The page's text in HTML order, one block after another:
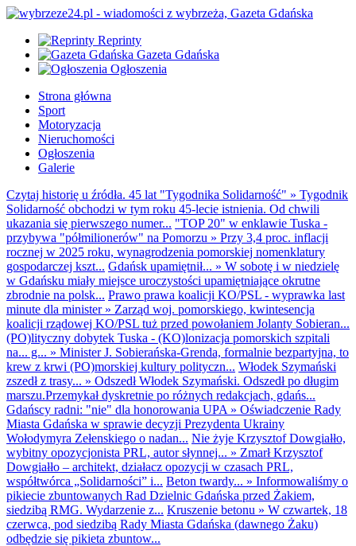
Reprinty
Gazeta Gdańska
Ogłoszenia
Strona główna
Sport
Motoryzacja
Nieruchomości
Ogłoszenia
Galerie
Czytaj historię u źródła. 45 lat "Tygodnika Solidarność" » Tygodnik
Solidarność obchodzi w tym roku 45-lecie istnienia. Od chwili
ukazania się pierwszego numer... "TOP 20" w enklawie Tuska -
przybywa "półmilionerów" na Pomorzu » Przy 3,4 proc. inflacji
rocznej w 2025 roku, wynagrodzenia pomorskiej nomenklatury
gospodarczej kszt... Gdańsk upamiętnił... » W sobotę i w niedzielę
w Gdańsku miały miejsce uroczystości upamiętniające okrutne
zbrodnie na polsk... Prawo prawa koalicji KO/PSL - wyprawka last
minute dla minister» Zarząd woj. pomorskiego, kwintesencja
koalicji rządowej KO/PSL tuż przed powołaniem Jolanty Sobieran...
(PO)lityczny dobytek Tuska - (KO)lonizacja pomorskich szpitali
na... g... » Minister J. Sobierańska-Grenda, formalnie bezpartyjna, to
krew z krwi (PO)morskiej kultury polityczn... Włodek Szymański
zszedł z trasy... » Odszedł Włodek Szymański. Odszedł po długim
marszu.Przemykał dyskretnie po różnych redakcjach, gdańs...
Gdańscy radni: "nie" dla honorowania UPA » Oświadczenie Rady
Miasta Gdańska w sprawie decyzji Prezydenta Ukrainy
Wołodymyra Zełenskiego o nadan... Nie żyje Krzysztof Dowgiałło,
wybitny opozycjonista PRL, autor słynnej... » Zmarł Krzysztof
Dowgiałło – architekt, działacz opozycji w czasach PRL,
współtwórca „Solidarności” i... Beton twardy... » Informowaliśmy o
pikiecie zbuntowanych Rad Dzielnic Gdańska przed Żakiem,
siedzibą RMG. Wydarzenie z... Kruszenie betonu » W czwartek, 18
czerwca, pod siedzibą Rady Miasta Gdańska (dawnego Żaku)
odbędzie się pikieta zbuntow...